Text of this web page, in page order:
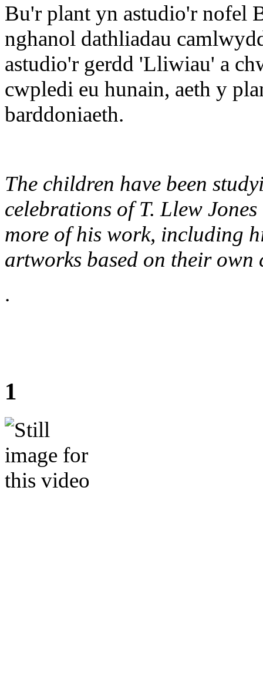
Bu'r plant yn astudio'r nofel
nghanol dathliadau
astudio'r gerdd 'Lliwiau' a
cwpledi eu hunain, aeth y
barddoniaeth.
The children have been
celebrations of T. Llew
more of his work, including
artworks based on their own
.
1